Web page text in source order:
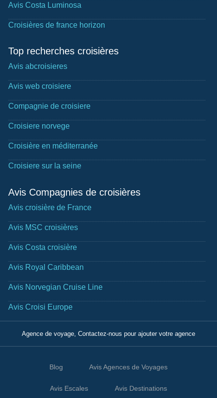
Avis Costa Luminosa
Croisières de france horizon
Top recherches croisières
Avis abcroisieres
Avis web croisiere
Compagnie de croisiere
Croisiere norvege
Croisière en méditerranée
Croisiere sur la seine
Avis Compagnies de croisières
Avis croisière de France
Avis MSC croisières
Avis Costa croisière
Avis Royal Caribbean
Avis Norvegian Cruise Line
Avis Croisi Europe
Agence de voyage, Contactez-nous pour ajouter votre agence
Blog Avis Agences de Voyages
Avis Escales Avis Destinations